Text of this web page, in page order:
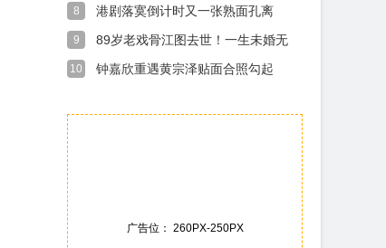
8
港剧落寞倒计时又一张熟面孔离
9
89岁老戏骨江图去世！一生未婚无
10
钟嘉欣重遇黄宗泽贴面合照勾起
广告位： 260PX-250PX